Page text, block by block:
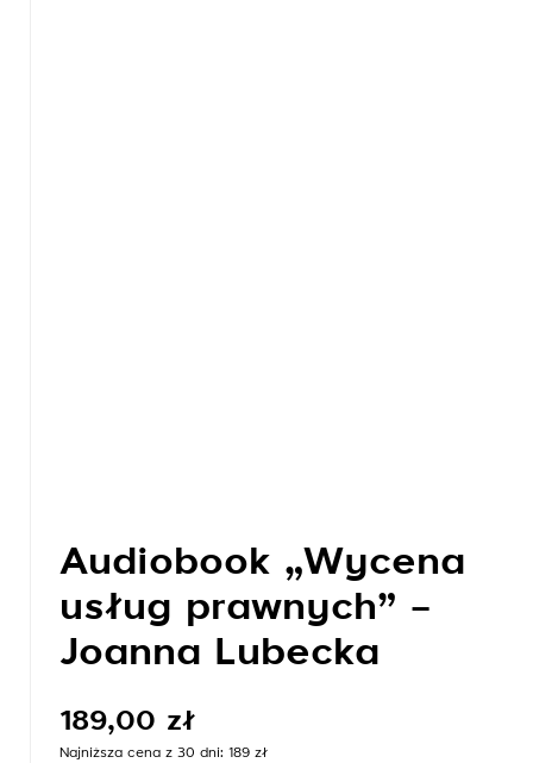
Audiobook „Wycena
usług prawnych” –
Joanna Lubecka
189,00 zł
Najniższa cena z 30 dni: 189 zł